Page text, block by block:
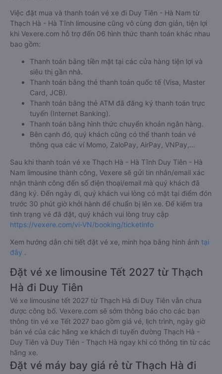
Việc đặt mua và thanh toán vé xe đi Duy Tiên - Hà Nam từ
Thạch Hà - Hà Tĩnh limousine cũng vô cùng đơn giản, tiện lợi
khi Vexere.com hỗ trợ đến 06 hình thức thanh toán khác nhau
bao gồm:
Thanh toán bằng tiền mặt tại các cửa hàng tiện lợi và
siêu thị gần nhà.
Thanh toán bằng thẻ thanh toán quốc tế (Visa, Master
Card, JCB).
Thanh toán bằng thẻ ATM đã đăng ký thanh toán trực
tuyến (Internet Banking).
Thanh toán bằng hình thức chuyển khoản ngân hàng.
Bên cạnh đó, quý khách cũng có thể thanh toán vé
thông qua các ví Momo, ZaloPay, AirPay, VNPay,…
Sau khi thanh toán vé xe Thạch Hà - Hà Tĩnh Duy Tiên - Hà
Nam limousine thành công, Vexere sẽ gửi tin nhắn/email xác
nhận thành công đến số điện thoại/email mà quý khách đã
đăng ký. Đến ngày đi, quý khách vui lòng có mặt tại điểm đón
trước 30 phút giờ khởi hành để chuẩn bị lên xe. Để kiểm tra
tình trạng vé đã đặt, quý khách vui lòng truy cập
https://vexere.com/vi-VN/booking/ticketinfo
Xem hướng dẫn chi tiết đặt vé xe, minh họa bằng hình ảnh tại
đây .
Đặt vé xe limousine Tết 2027 từ Thạch
Hà đi Duy Tiên
Vé xe limousine tết 2027 từ Thạch Hà đi Duy Tiên vẫn chưa
được công bố. Vexere.com sẽ sớm thông báo cho các bạn
thông tin vé xe Tết 2027 bao gồm giá vé, lịch trình, ngày giờ
bán vé của các hãng xe khách đi tuyến đường Thạch Hà -
Duy Tiên và Duy Tiên - Thạch Hà ngay khi có thông tin từ các
hãng xe.
Đặt vé máy bay giá rẻ từ Thạch Hà đi